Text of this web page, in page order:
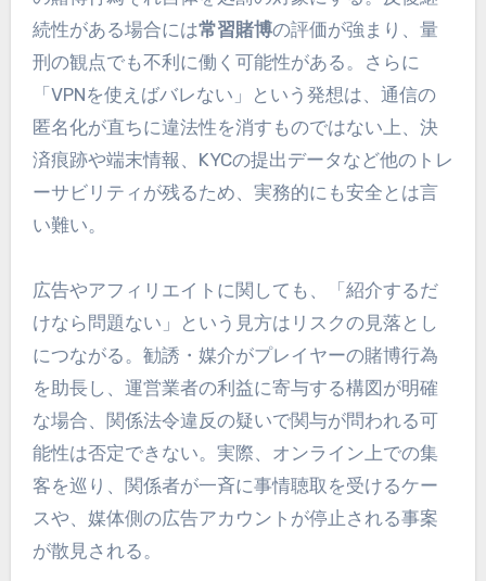
続性がある場合には常習賭博の評価が強まり、量
刑の観点でも不利に働く可能性がある。さらに
「VPNを使えばバレない」という発想は、通信の
匿名化が直ちに違法性を消すものではない上、決
済痕跡や端末情報、KYCの提出データなど他のトレ
ーサビリティが残るため、実務的にも安全とは言
い難い。
広告やアフィリエイトに関しても、「紹介するだ
けなら問題ない」という見方はリスクの見落とし
につながる。勧誘・媒介がプレイヤーの賭博行為
を助長し、運営業者の利益に寄与する構図が明確
な場合、関係法令違反の疑いで関与が問われる可
能性は否定できない。実際、オンライン上での集
客を巡り、関係者が一斉に事情聴取を受けるケー
スや、媒体側の広告アカウントが停止される事案
が散見される。